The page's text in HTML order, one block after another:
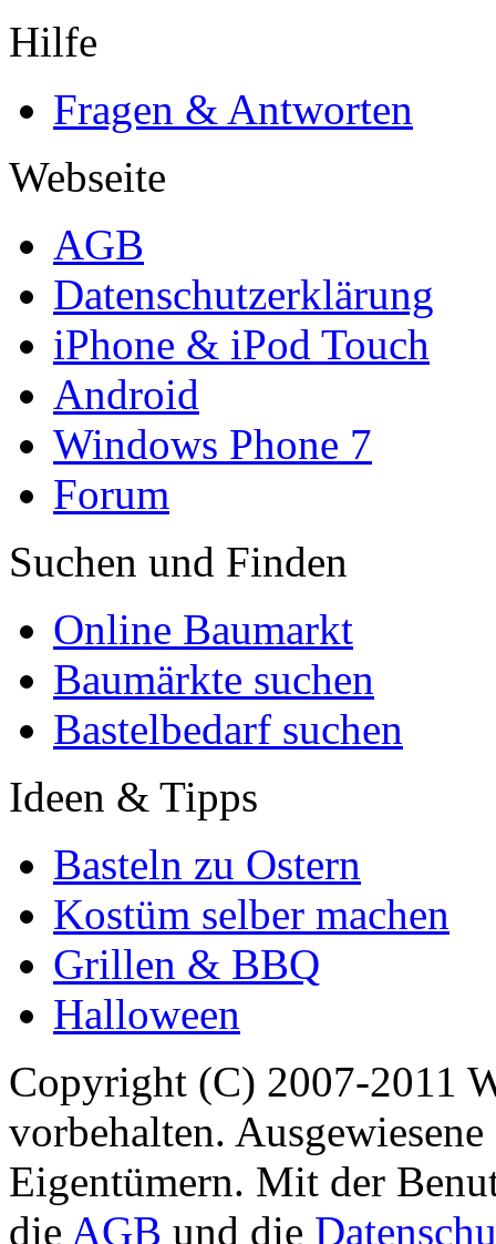
Hilfe
Fragen & Antworten
Webseite
AGB
Datenschutzerklärung
iPhone & iPod Touch
Android
Windows Phone 7
Forum
Suchen und Finden
Online Baumarkt
Baumärkte suchen
Bastelbedarf suchen
Ideen & Tipps
Basteln zu Ostern
Kostüm selber machen
Grillen & BBQ
Halloween
Copyright (C) 2007-2011
vorbehalten.
Eigentümern. Mit der
die AGB und die